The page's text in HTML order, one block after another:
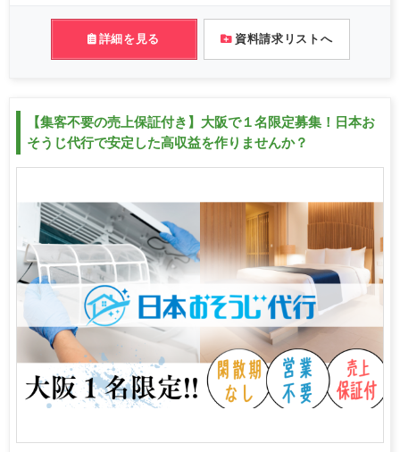
詳細を見る 資料請求リストへ
【集客不要の売上保証付き】大阪で１名限定募集！日本お
そうじ代行で安定した高収益を作りませんか？